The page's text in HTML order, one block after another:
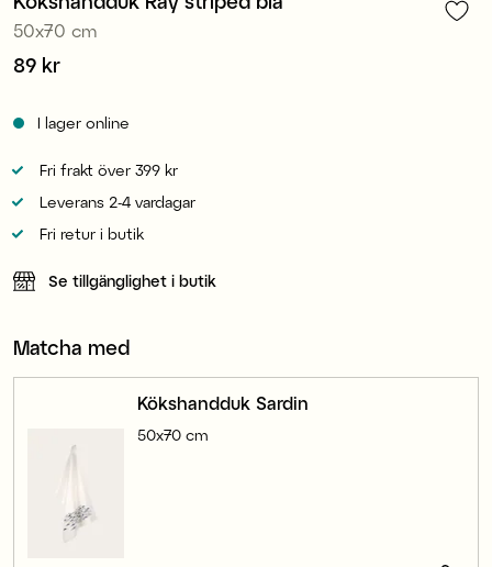
50x70 cm
Pris:89 kr
89 kr
I lager online
Fri frakt över 399 kr
Leverans 2-4 vardagar
Fri retur i butik
Se tillgänglighet i butik
Matcha med
Kökshandduk Sardin
50x70 cm